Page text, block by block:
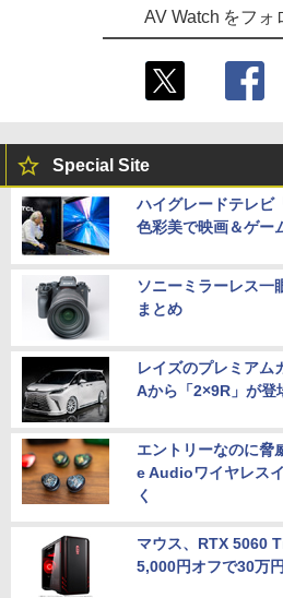
AV Watch をフォ
Special Site
ハイグレードテレビ
色彩美で映画＆ゲー
ソニーミラーレス一
まとめ
レイズのプレミアム
Aから「2×9R」が登
エントリーなのに
e Audioワイヤレス
く
マウス、RTX 5060
5,000円オフで30万